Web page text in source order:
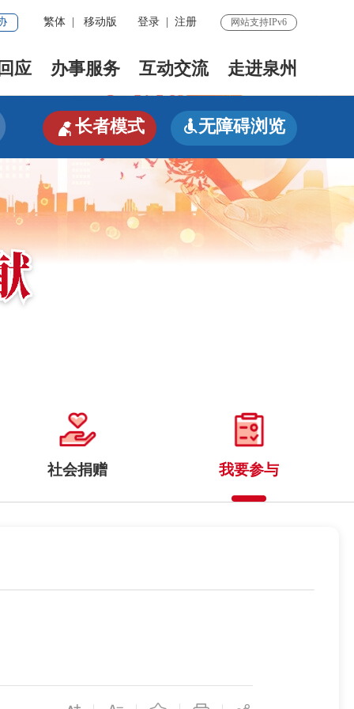
繁体 移动版 登录 注册 网站支持IPv6
应 办事服务 互动交流 走进泉州
长者模式 无障碍浏览
社会捐赠 我要参与